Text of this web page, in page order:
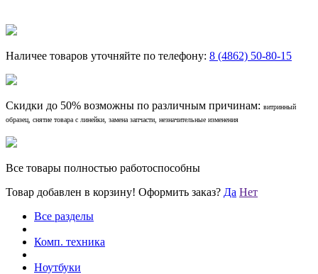
Наличее товаров уточняйте по телефону: 8 (4862) 50-80-15
Скидки до 50% возможны по различным причинам: витринный
образец, снятие товара с линейки, замена запчасти, незначительные изменения
Все товары полностью работоспособны
Товар добавлен в корзину! Оформить заказ? Да Нет
Все разделы
Комп. техника
Ноутбуки